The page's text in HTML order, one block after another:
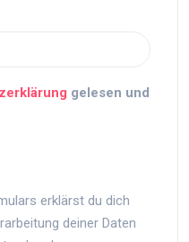
gelesen und
erklärst du dich
deiner Daten